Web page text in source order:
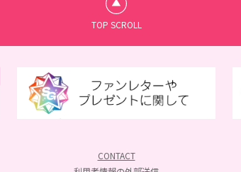
TOP SCROLL
CONTACT